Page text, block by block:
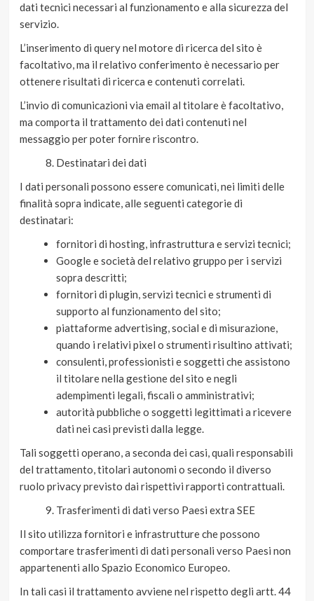
dati tecnici necessari al funzionamento e alla sicurezza del
servizio.
L’inserimento di query nel motore di ricerca del sito è
facoltativo, ma il relativo conferimento è necessario per
ottenere risultati di ricerca e contenuti correlati.
L’invio di comunicazioni via email al titolare è facoltativo,
ma comporta il trattamento dei dati contenuti nel
messaggio per poter fornire riscontro.
Destinatari dei dati
I dati personali possono essere comunicati, nei limiti delle
finalità sopra indicate, alle seguenti categorie di
destinatari:
fornitori di hosting, infrastruttura e servizi tecnici;
Google e società del relativo gruppo per i servizi
sopra descritti;
fornitori di plugin, servizi tecnici e strumenti di
supporto al funzionamento del sito;
piattaforme advertising, social e di misurazione,
quando i relativi pixel o strumenti risultino attivati;
consulenti, professionisti e soggetti che assistono
il titolare nella gestione del sito e negli
adempimenti legali, fiscali o amministrativi;
autorità pubbliche o soggetti legittimati a ricevere
dati nei casi previsti dalla legge.
Tali soggetti operano, a seconda dei casi, quali responsabili
del trattamento, titolari autonomi o secondo il diverso
ruolo privacy previsto dai rispettivi rapporti contrattuali.
Trasferimenti di dati verso Paesi extra SEE
Il sito utilizza fornitori e infrastrutture che possono
comportare trasferimenti di dati personali verso Paesi non
appartenenti allo Spazio Economico Europeo.
In tali casi il trattamento avviene nel rispetto degli artt. 44